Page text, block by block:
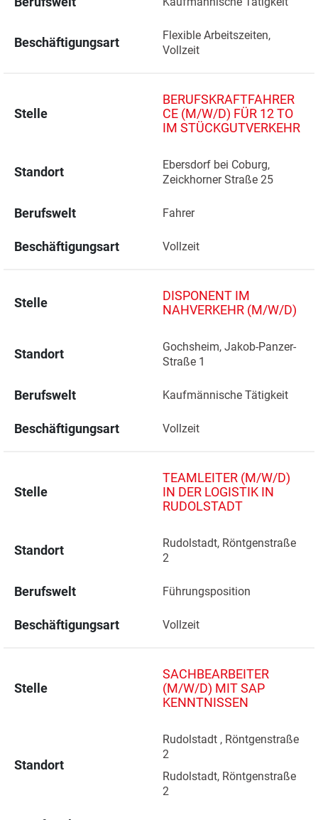
Beschäftigungsart
Flexible Arbeitszeiten,
Vollzeit
Stelle
BERUFSKRAFTFAHRER
CE (M/W/D) FÜR 12 TO
IM STÜCKGUTVERKEHR
Standort
Ebersdorf bei Coburg,
Zeickhorner Straße 25
Berufswelt Fahrer
Beschäftigungsart Vollzeit
Stelle
DISPONENT IM
NAHVERKEHR (M/W/D)
Standort
Gochsheim, Jakob-Panzer-
Straße 1
Berufswelt Kaufmännische Tätigkeit
Beschäftigungsart Vollzeit
Stelle
TEAMLEITER (M/W/D)
IN DER LOGISTIK IN
RUDOLSTADT
Standort
Rudolstadt, Röntgenstraße
2
Berufswelt Führungsposition
Beschäftigungsart Vollzeit
Stelle
SACHBEARBEITER
(M/W/D) MIT SAP
KENNTNISSEN
Standort
Rudolstadt , Röntgenstraße
2
Rudolstadt, Röntgenstraße
2